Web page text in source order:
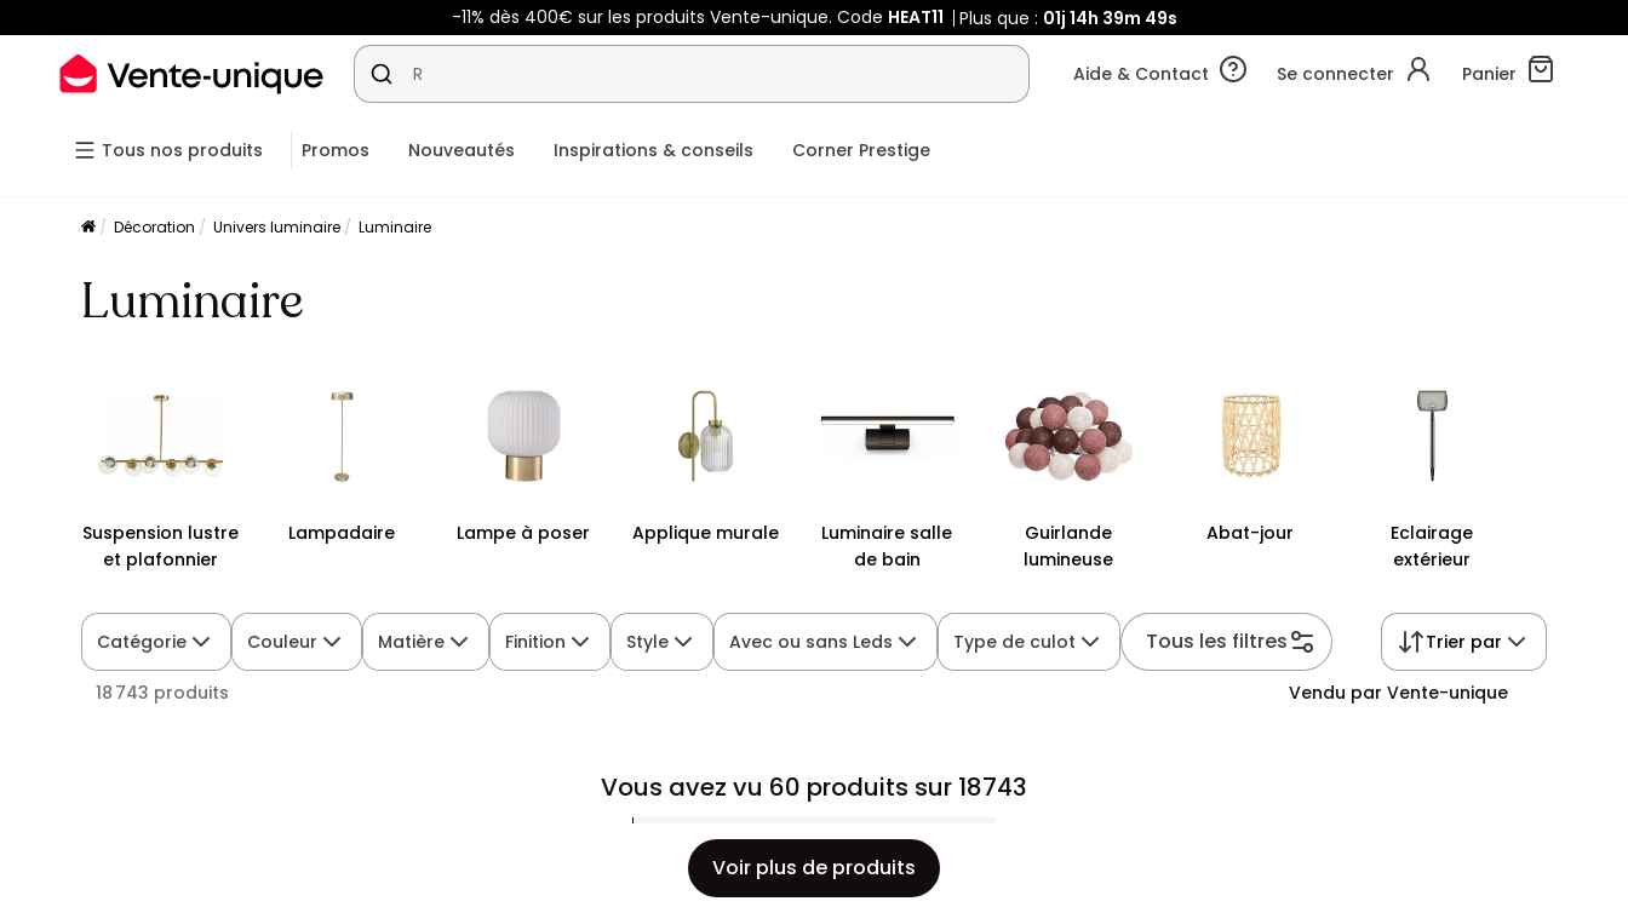
-11% dès 400€ sur les produits Vente-unique. Code HEAT11 Plus que : 01j 14h 39m 48s
Aide & Contact Se connecter Panier
Tous nos produits Promos Nouveautés Inspirations & conseils Corner Prestige
Décoration Univers luminaire Luminaire
Luminaire
Suspension lustre
et plafonnier
Lampadaire Lampe à poser Applique murale
Luminaire salle
de bain
Guirlande
lumineuse
Abat-jour
Eclairage
extérieur
Catégorie Couleur Matière Finition Style Avec ou sans Leds Type de culot Tous les filtres Trier par
18 743 produits Vendu par Vente-unique
Vous avez vu 60 produits sur 18743
Voir plus de produits